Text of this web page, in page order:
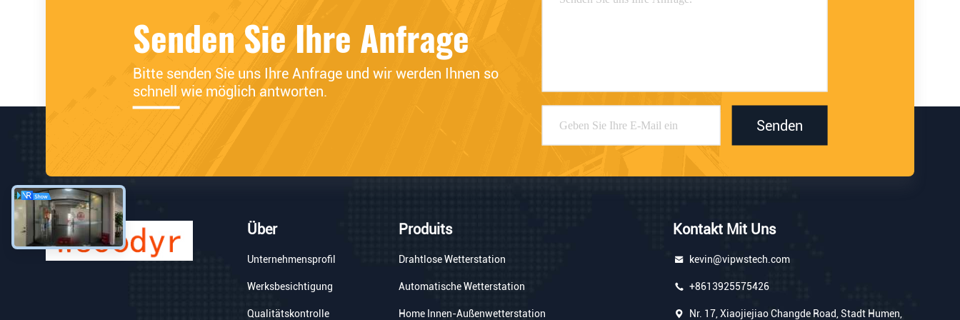
Senden Sie Ihre Anfrage
Bitte senden Sie uns Ihre Anfrage und wir werden Ihnen so
schnell wie möglich antworten.
Senden
Über
Unternehmensprofil
Werksbesichtigung
Qualitätskontrolle
Produits
Drahtlose Wetterstation
Automatische Wetterstation
Home Innen-Außenwetterstation
Kontakt Mit Uns
kevin@vipwstech.com
+8613925575426
Nr. 17, Xiaojiejiao Changde Road, Stadt Humen,